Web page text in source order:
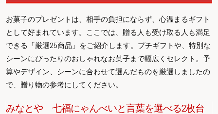
お菓子のプレゼントは、相手の負担にならず、心温まるギフト
として好まれています。ここでは、贈る人も受け取る人も満足
できる「厳選25商品」をご紹介します。プチギフトや、特別な
シーンにぴったりのおしゃれなお菓子まで幅広くセレクト。予
算やデザイン、シーンに合わせて選んだものを厳選しましたの
で、贈り物の参考にしてください。
みなとや 七福にゃんべいと言葉を選べる2枚台